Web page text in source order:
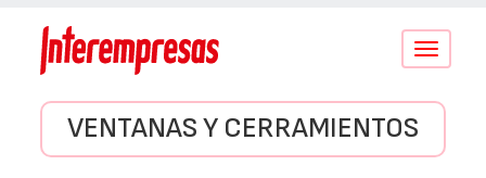
Conmutar
VENTANAS Y CERRAMIENTOS